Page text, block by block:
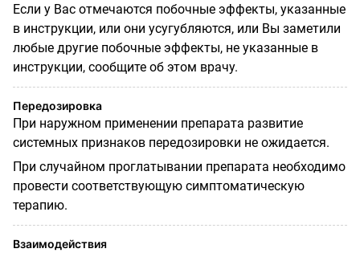
Если у Вас отмечаются побочные эффекты, указанные
в инструкции, или они усугубляются, или Вы заметили
любые другие побочные эффекты, не указанные в
инструкции, сообщите об этом врачу.
Передозировка
При наружном применении препарата развитие
системных признаков передозировки не ожидается.
При случайном проглатывании препарата необходимо
провести соответствующую симптоматическую
терапию.
Взаимодействия